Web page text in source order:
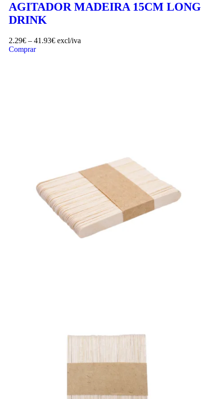
AGITADOR MADEIRA 15CM LONG
DRINK
2.29€ – 41.93€ excl/iva
Comprar